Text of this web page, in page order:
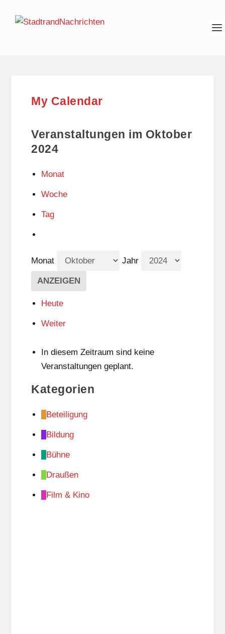
My Calendar
Veranstaltungen im Oktober
2024
Monat
Woche
Tag
Monat Jahr
Heute
Weiter
In diesem Zeitraum sind keine
Veranstaltungen geplant.
Kategorien
Beteiligung
Bildung
Bühne
Draußen
Film & Kino